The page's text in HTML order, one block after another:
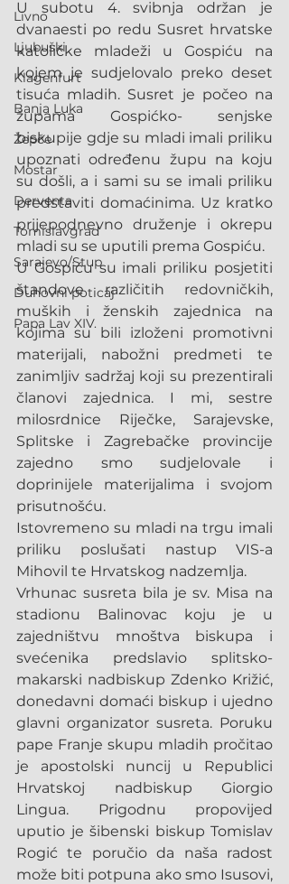
Livno
Ljubuški
Klagenfurt
Banja Luka
Žepče
Mostar
Derventa
Tomislavgrad
Sarajevo/Stup
Duhovni poticaj
Papa Lav XIV.
U subotu 4. svibnja održan je
dvanaesti po redu Susret hrvatske
katoličke mladeži u Gospiću na
kojem je sudjelovalo preko deset
tisuća mladih. Susret je počeo na
župama Gospićko- senjske
biskupije gdje su mladi imali priliku
upoznati određenu župu na koju
su došli, a i sami su se imali priliku
predstaviti domaćinima. Uz kratko
prijepodnevno druženje i okrepu
mladi su se uputili prema Gospiću.
U Gospiću su imali priliku posjetiti
štandove različitih redovničkih,
muških i ženskih zajednica na
kojima su bili izloženi promotivni
materijali, nabožni predmeti te
zanimljiv sadržaj koji su prezentirali
članovi zajednica. I mi, sestre
milosrdnice Riječke, Sarajevske,
Splitske i Zagrebačke provincije
zajedno smo sudjelovale i
doprinijele materijalima i svojom
prisutnošću.
Istovremeno su mladi na trgu imali
priliku poslušati nastup VIS-a
Mihovil te Hrvatskog nadzemlja.
Vrhunac susreta bila je sv. Misa na
stadionu Balinovac koju je u
zajedništvu mnoštva biskupa i
svećenika predslavio splitsko-
makarski nadbiskup Zdenko Križić,
donedavni domaći biskup i ujedno
glavni organizator susreta. Poruku
pape Franje skupu mladih pročitao
je apostolski nuncij u Republici
Hrvatskoj nadbiskup Giorgio
Lingua. Prigodnu propovijed
uputio je šibenski biskup Tomislav
Rogić te poručio da naša radost
može biti potpuna ako smo Isusovi,